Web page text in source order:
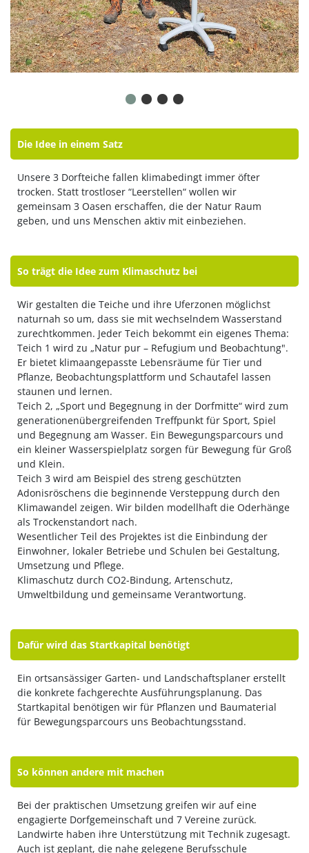
Die Idee in einem Satz
Unsere 3 Dorfteiche fallen klimabedingt immer öfter
trocken. Statt trostloser “Leerstellen“ wollen wir
gemeinsam 3 Oasen erschaffen, die der Natur Raum
geben, und uns Menschen aktiv mit einbeziehen.
So trägt die Idee zum Klimaschutz bei
Wir gestalten die Teiche und ihre Uferzonen möglichst
naturnah so um, dass sie mit wechselndem Wasserstand
zurechtkommen. Jeder Teich bekommt ein eigenes Thema:
Teich 1 wird zu „Natur pur – Refugium und Beobachtung".
Er bietet klimaangepasste Lebensräume für Tier und
Pflanze, Beobachtungsplattform und Schautafel lassen
staunen und lernen.
Teich 2, „Sport und Begegnung in der Dorfmitte“ wird zum
generationenübergreifenden Treffpunkt für Sport, Spiel
und Begegnung am Wasser. Ein Bewegungsparcours und
ein kleiner Wasserspielplatz sorgen für Bewegung für Groß
und Klein.
Teich 3 wird am Beispiel des streng geschützten
Adonisröschens die beginnende Versteppung durch den
Klimawandel zeigen. Wir bilden modellhaft die Oderhänge
als Trockenstandort nach.
Wesentlicher Teil des Projektes ist die Einbindung der
Einwohner, lokaler Betriebe und Schulen bei Gestaltung,
Umsetzung und Pflege.
Klimaschutz durch CO2-Bindung, Artenschutz,
Umweltbildung und gemeinsame Verantwortung.
Dafür wird das Startkapital benötigt
Ein ortsansässiger Garten- und Landschaftsplaner erstellt
die konkrete fachgerechte Ausführungsplanung. Das
Startkapital benötigen wir für Pflanzen und Baumaterial
für Bewegungsparcours uns Beobachtungsstand.
So können andere mit machen
Bei der praktischen Umsetzung greifen wir auf eine
engagierte Dorfgemeinschaft und 7 Vereine zurück.
Landwirte haben ihre Unterstützung mit Technik zugesagt.
Auch ist geplant, die nahe gelegene Berufsschule